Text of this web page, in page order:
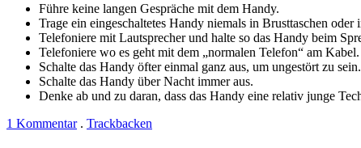
Führe keine langen Gespräche mit dem Handy.
Trage ein eingeschaltetes Handy niemals in Brusttaschen oder
Telefoniere mit Lautsprecher und halte so das Handy beim
Telefoniere wo es geht mit dem „normalen Telefon“ am Kabel.
Schalte das Handy öfter einmal ganz aus, um ungestört zu sein.
Schalte das Handy über Nacht immer aus.
Denke ab und zu daran, dass das Handy eine relativ junge
1 Kommentar. Trackbacken